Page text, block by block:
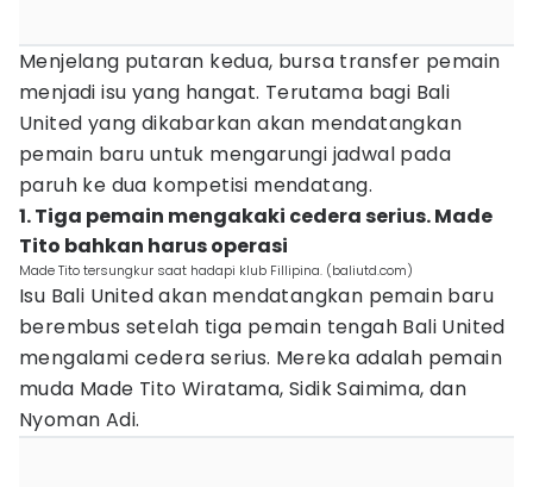
Menjelang putaran kedua, bursa transfer pemain
menjadi isu yang hangat. Terutama bagi Bali
United yang dikabarkan akan mendatangkan
pemain baru untuk mengarungi jadwal pada
paruh ke dua kompetisi mendatang.
1. Tiga pemain mengakaki cedera serius. Made
Tito bahkan harus operasi
Made Tito tersungkur saat hadapi klub Fillipina. (baliutd.com)
Isu Bali United akan mendatangkan pemain baru
berembus setelah tiga pemain tengah Bali United
mengalami cedera serius. Mereka adalah pemain
muda Made Tito Wiratama, Sidik Saimima, dan
Nyoman Adi.